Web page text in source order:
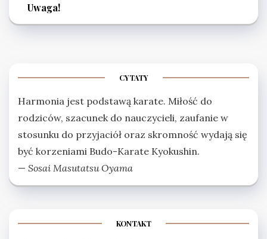
Uwaga!
CYTATY
Harmonia jest podstawą karate. Miłość do
rodziców, szacunek do nauczycieli, zaufanie w
stosunku do przyjaciół oraz skromność wydają się
być korzeniami Budo-Karate Kyokushin.
— Sosai Masutatsu Oyama
KONTAKT